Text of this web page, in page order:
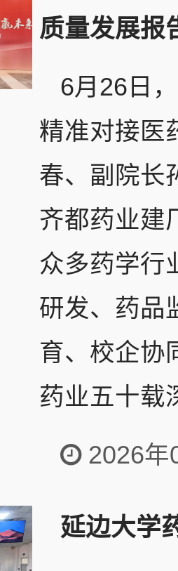
质量发展报
6月26日
精准对接医
春、副院长
齐都药业建
众多药学行
研发、药品
育、校企协
药业五十载
2026年
延边大学